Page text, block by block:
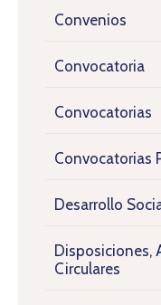
Convenios
Convocatoria
Convocatorias
Convocatorias
Desarrollo
Disposiciones,
Circulares